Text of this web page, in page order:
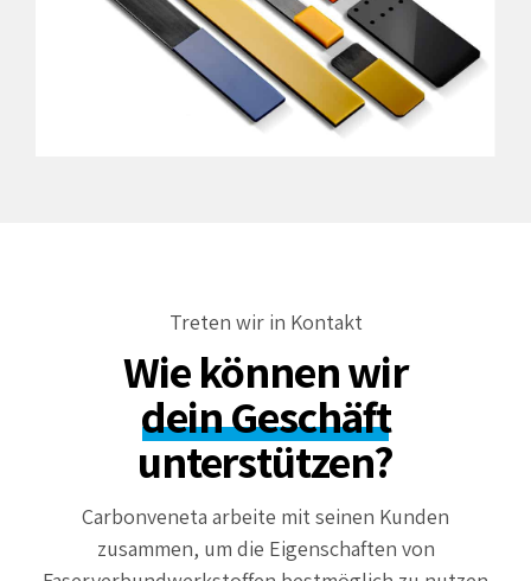
Treten wir in Kontakt
Wie können wir
dein Geschäft
unterstützen?
Carbonveneta arbeite mit seinen Kunden
zusammen, um die Eigenschaften von